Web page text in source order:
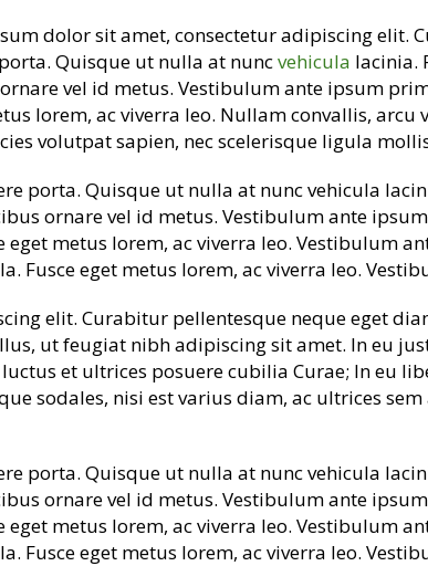
dolor sit amet, consectetur adipiscing elit.
Quisque ut nulla at nuncvehicula lacinia.
vel id metus. Vestibulum ante ipsum
lorem, ac viverra leo. Nullam convallis, arcu
volutpat sapien, nec scelerisque ligula
porta. Quisque ut nulla at nunc vehicula
ornare vel id metus. Vestibulum ante
eget metus lorem, ac viverra leo. Vestibulum
Fusce eget metus lorem, ac viverra leo.
elit. Curabitur pellentesque neque eget
ut feugiat nibh adipiscing sit amet. In eu
et ultrices posuere cubilia Curae; In eu
sodales, nisi est varius diam, ac ultrices
porta. Quisque ut nulla at nunc vehicula
ornare vel id metus. Vestibulum ante
eget metus lorem, ac viverra leo. Vestibulum
Fusce eget metus lorem, ac viverra leo.